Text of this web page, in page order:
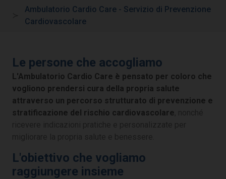
Ambulatorio Cardio Care - Servizio di Prevenzione
Cardiovascolare
Le persone che accogliamo
L'Ambulatorio Cardio Care è pensato per coloro che
vogliono prendersi cura della propria salute
attraverso un percorso strutturato di prevenzione e
stratificazione del rischio cardiovascolare
L'obiettivo che vogliamo
raggiungere insieme